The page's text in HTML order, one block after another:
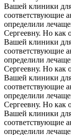
Вашей клиники
соответствующие
определили
Сергеевну. Но как
Вашей клиники
соответствующие
определили
Сергеевну. Но как
Вашей клиники
соответствующие
определили
Сергеевну. Но как
Вашей клиники
соответствующие
определили